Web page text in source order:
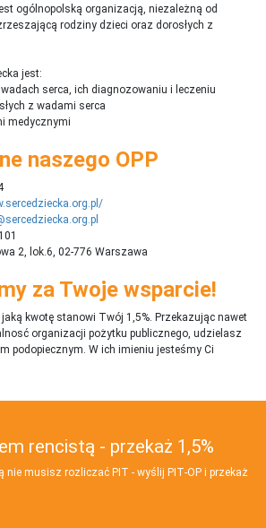
ogólnopolską organizacją, niezależną od
rodziny dzieci oraz dorosłych z
jest:
serca, ich diagnozowaniu i leczeniu
z wadami serca
medycznymi
naszego OPP
2, lok.6, 02-776 Warszawa
za Twoje wsparcie!
kwotę stanowi Twój 1,5%. Przekazując nawet
organizacji pożytku publicznego, udzielasz
podopiecznym. W ich imieniu jesteśmy Ci
rencistą - przekaż 1,5%
nie musisz rozliczać PIT - wyślij PIT‑OP i przekaż